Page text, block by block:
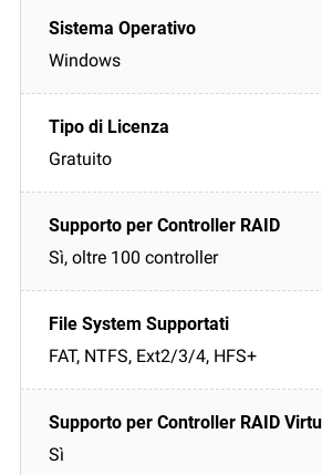
Windows
Gratuito
Sì, oltre 100 controller
FAT, NTFS, Ext2/3/4, HFS+
Sì